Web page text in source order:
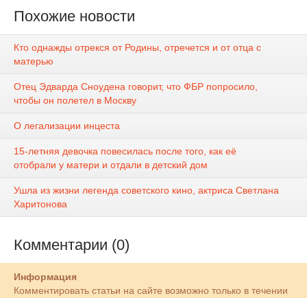
Похожие новости
Кто однажды отрекся от Родины, отречется и от отца с
матерью
Отец Эдварда Сноудена говорит, что ФБР попросило,
чтобы он полетел в Москву
О легализации инцеста
15-летняя девочка повесилась после того, как её
отобрали у матери и отдали в детский дом
Ушла из жизни легенда советского кино, актриса Светлана
Харитонова
Комментарии (0)
Информация
Комментировать статьи на сайте возможно только в течении